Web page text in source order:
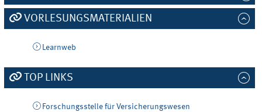
VORLESUNGSMATERIALIEN
Learnweb
TOP LINKS
Forschungsstelle für Versicherungswesen